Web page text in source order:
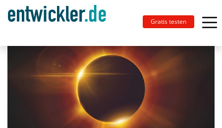
Gratis testen